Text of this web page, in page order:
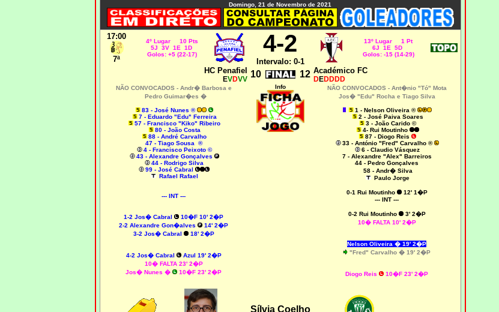
Domingo, 21 de Novembro de 2021
17:00
7ª
4º Lugar 10 Pts
5J 3V 1E 1D
Golos: +5 (22-17)
4-2
Intervalo: 0-1
13º Lugar 1 Pt
6J 1E 5D
Golos: -15 (14-29)
HC Penafiel
EVDVV 10 12 Académico FC
DEDDDD
NÃO CONVOCADOS - Andr� Barbosa e
Pedro Guimar�es �
83 - José Nunes ®
7 - Eduardo "Edu" Ferreira
57 - Francisco "Kiko" Ribeiro
80 - João Costa
88 - André Carvalho
47 - Tiago Sousa ®
4 - Francisco Peixoto ©
43 - Alexandre Gonçalves
44 - Rodrigo Silva
99 - José Cabral
Rafael Rafael
--- INT ---
1-2 Jos� Cabral
10�F 10' 2�P
2-2 Alexandre Gon�alves
14' 2�P
3-2 Jos� Cabral
18' 2�P
4-2 Jos� Cabral
Azul 19' 2�P
10� FALTA 23' 2�P
Jos� Nunes �
10�F 23' 2�P
Info NÃO CONVOCADOS - Ant�nio "Tó" Mota
Jos� "Edu" Rocha e Tiago Silva
1 - Nelson Oliveira ®
2 - José Paiva Soares
3 - João Carido ©
4- Rui Moutinho
87 - Diogo Reis
33 - António "Fred" Carvalho ®
6 - Claudio Vásquez
7 - Alexandre "Alex" Barreiros
44 - Pedro Gonçalves
58 - Andr� Silva
Paulo Jorge
0-1 Rui Moutinho
12' 1�P
--- INT ---
0-2 Rui Moutinho
3' 2�P
10� FALTA 10' 2�P
Nelson Oliveira � 19' 2�P
"Fred" Carvalho � 19' 2�P
Diogo Reis 10�F 23' 2�P
Sílvia Coelho